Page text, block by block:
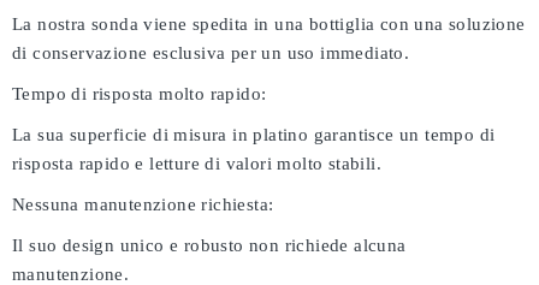
La nostra sonda viene spedita in una bottiglia con una soluzione
di conservazione esclusiva per un uso immediato.
Tempo di risposta molto rapido:
La sua superficie di misura in platino garantisce un tempo di
risposta rapido e letture di valori molto stabili.
Nessuna manutenzione richiesta:
Il suo design unico e robusto non richiede alcuna
manutenzione.